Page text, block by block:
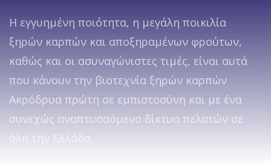
Η εγγυημένη ποιότητα, η μεγάλη ποικιλία
ξηρών καρπών και αποξηραμένων φρούτων,
καθώς και οι ασυναγώνιστες τιμές, είναι αυτά
που κάνουν την βιοτεχνία ξηρών καρπών
Ακρόδρυα πρώτη σε εμπιστοσύνη και με ένα
συνεχώς αναπτυσσόμενο δίκτυο πελατών σε
όλη την Ελλάδα.